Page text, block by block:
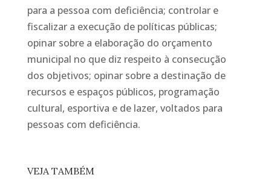
para a pessoa com deficiência; controlar e
fiscalizar a execução de políticas públicas;
opinar sobre a elaboração do orçamento
municipal no que diz respeito à consecução
dos objetivos; opinar sobre a destinação de
recursos e espaços públicos, programação
cultural, esportiva e de lazer, voltados para
pessoas com deficiência.
VEJA TAMBÉM